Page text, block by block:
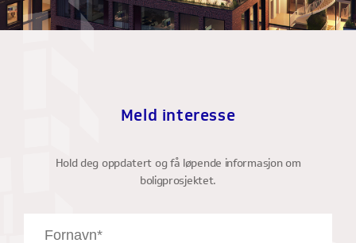
Meld interesse
Hold deg oppdatert og få løpende informasjon om
boligprosjektet.